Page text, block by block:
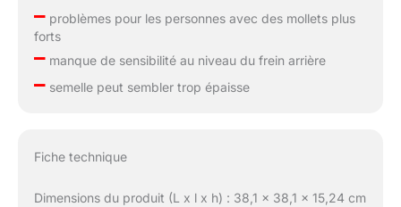
–problèmes pour les personnes avec des mollets plus
forts
–manque de sensibilité au niveau du frein arrière
–semelle peut sembler trop épaisse
Fiche technique
Dimensions du produit (L x l x h) : 38,1 x 38,1 x 15,24 cm